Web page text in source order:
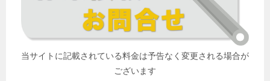
当サイトに記載されている料金は予告なく変更される場合が
ございます